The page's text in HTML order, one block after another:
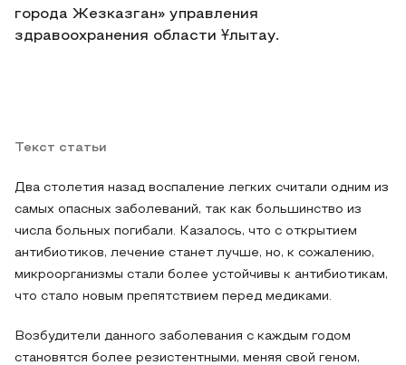
города Жезказган» управления
здравоохранения области Ұлытау.
Текст статьи
Два столетия назад воспаление легких считали одним из
самых опасных заболеваний, так как большинство из
числа больных погибали. Казалось, что с открытием
антибиотиков, лечение станет лучше, но, к сожалению,
микроорганизмы стали более устойчивы к антибиотикам,
что стало новым препятствием перед медиками.
Возбудители данного заболевания с каждым годом
становятся более резистентными, меняя свой геном,